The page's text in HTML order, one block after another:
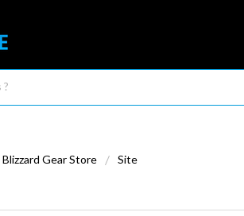
Blizzard Gear Store Site